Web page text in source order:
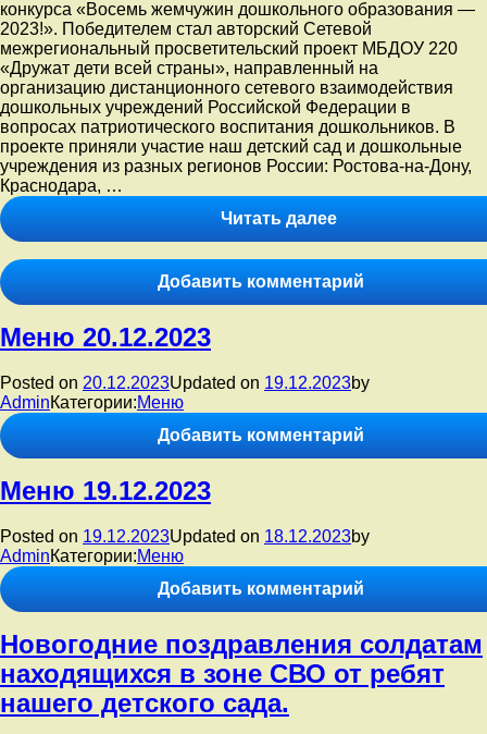
конкурса «Восемь жемчужин дошкольного образования —
2023!». Победителем стал авторский Сетевой
межрегиональный просветительский проект МБДОУ 220
«Дружат дети всей страны», направленный на
организацию дистанционного сетевого взаимодействия
дошкольных учреждений Российской Федерации в
вопросах патриотического воспитания дошкольников. В
проекте приняли участие наш детский сад и дошкольные
учреждения из разных регионов России: Ростова-на-Дону,
Краснодара, …
Читать далееПодведены
Федерального
научно-
общественного
дошкольного
образования
—
2023!».
Добавить комментарий
научно-
конкурса
жемчужин
2023!».
Меню 20.12.2023
Posted on 20.12.2023Updated on 19.12.2023by
AdminКатегории:Меню
Добавить комментарий
Меню 19.12.2023
Posted on 19.12.2023Updated on 18.12.2023by
AdminКатегории:Меню
Добавить комментарий
19.12.2023
Новогодние поздравления солдатам
находящихся в зоне СВО от ребят
нашего детского сада.